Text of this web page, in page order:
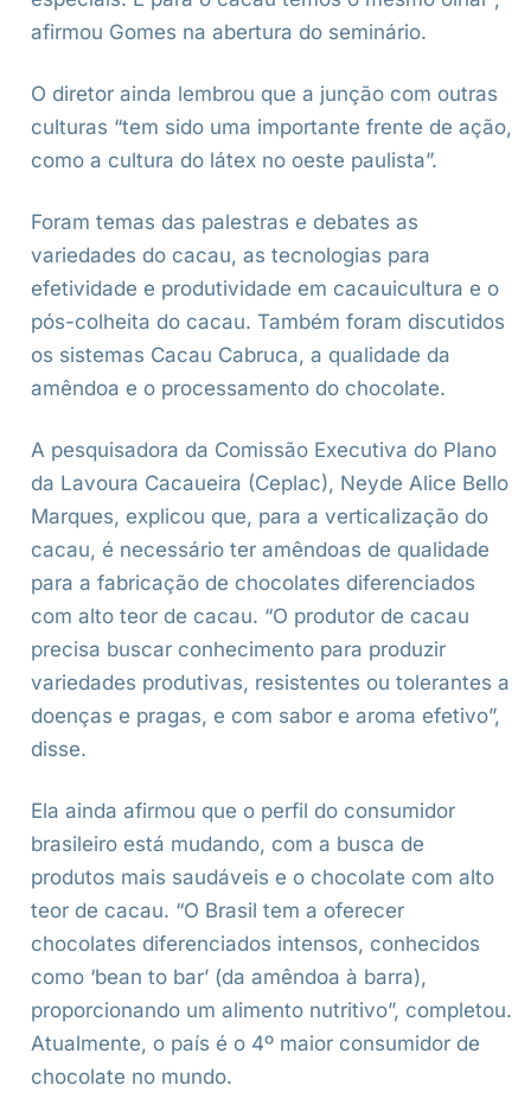
afirmou Gomes na abertura do seminário.
O diretor ainda lembrou que a junção com outras
culturas “tem sido uma importante frente de ação,
como a cultura do látex no oeste paulista”.
Foram temas das palestras e debates as
variedades do cacau, as tecnologias para
efetividade e produtividade em cacauicultura e o
pós-colheita do cacau. Também foram discutidos
os sistemas Cacau Cabruca, a qualidade da
amêndoa e o processamento do chocolate.
A pesquisadora da Comissão Executiva do Plano
da Lavoura Cacaueira (Ceplac), Neyde Alice Bello
Marques, explicou que, para a verticalização do
cacau, é necessário ter amêndoas de qualidade
para a fabricação de chocolates diferenciados
com alto teor de cacau. “O produtor de cacau
precisa buscar conhecimento para produzir
variedades produtivas, resistentes ou tolerantes a
doenças e pragas, e com sabor e aroma efetivo”,
disse.
Ela ainda afirmou que o perfil do consumidor
brasileiro está mudando, com a busca de
produtos mais saudáveis e o chocolate com alto
teor de cacau. “O Brasil tem a oferecer
chocolates diferenciados intensos, conhecidos
como ‘bean to bar’ (da amêndoa à barra),
proporcionando um alimento nutritivo”, completou.
Atualmente, o país é o 4º maior consumidor de
chocolate no mundo.